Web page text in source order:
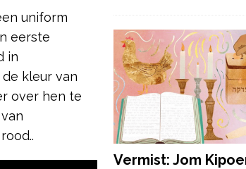
uniform
eerste
in
kleur van
over hen te
Vermist: Jom